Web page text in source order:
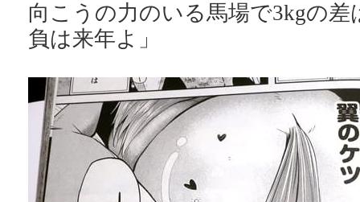
向こうの力のいる馬場で3kgの差
負は来年よ」